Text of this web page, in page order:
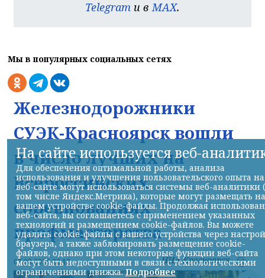
Telegram и вMAX.
Мы в популярных социальных сетях
Железнодорожники
СУЭК-Красноярск вошли
в число лучших на
Всероссийских
соревнованиях
профмастерства
07.08.2026 22:13 НИА-Красноярск
На сайте используется веб-
Для обеспечения оптимальной работы, анализа
использования и улучшения пользовательского опыта на
веб-сайте могут использоваться системы веб-аналитики
том числе Яндекс.Метрика), которые могут размещать на
вашем устройстве cookie-файлы. Продолжая
веб-сайта, вы соглашаетесь с применением указанных
технологий и размещением cookie-файлов. Вы можете
удалить cookie-файлы с вашего устройства через
браузера, а также заблокировать размещение cookie-
файлов, однако при этом некоторые функции веб-сайта
могут быть недоступными в связи с технологическими
ограничениями движка.Подробнее